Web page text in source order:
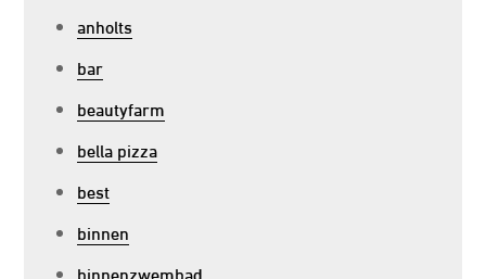
anholts
bar
beautyfarm
bella pizza
best
binnen
binnenzwembad